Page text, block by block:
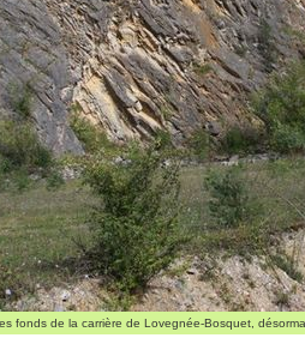
fonds de la carrière de Lovegnée-Bosquet,